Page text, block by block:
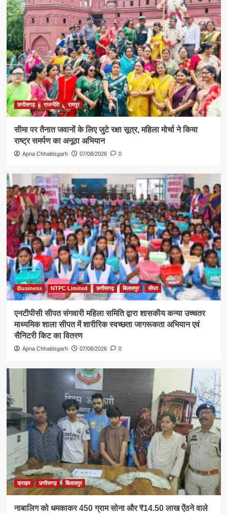
छत्तीसगढ़ राजनीति रायपुर
सीमा पर तैनात जवानों के लिए जुटे रक्षा सूत्र, महिला मोर्चा ने किया
राष्ट्र समर्पण का अनूठा अभियान
Apna Chhattisgarh 07/08/2026 0
Business NTPC Limited छत्तीसगढ़ बिलासपुर सीपत
एनटीपीसी सीपत संगवारी महिला समिति द्वारा शासकीय कन्या उच्चतर
माध्यमिक शाला सीपत में शारीरिक स्वच्छता जागरूकता अभियान एवं
सैनिटरी किट का वितरण
Apna Chhattisgarh 07/08/2026 0
क्राइम छत्तीसगढ़ बिलासपुर
नाबालिग को धमकाकर 450 ग्राम सोना और ₹14.50 लाख ऐंठने वाले